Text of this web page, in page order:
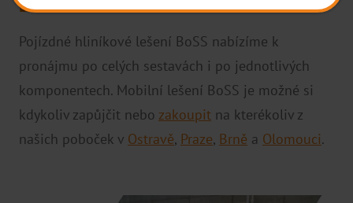
Bednění
Zařízení staveb
Bazar
VÝROBA
Lešení
Zařízení staveb
LEŠENÍ BOSS
Pojízdné hliníkové lešení BoSS nabízíme k
pronájmu po celých sestavách i po jednotlivých
komponentech. Mobilní lešení BoSS je možné si
kdykoliv zapůjčit nebo zakoupit na kterékoliv z
našich poboček v Ostravě, Praze, Brně a Olomouci.